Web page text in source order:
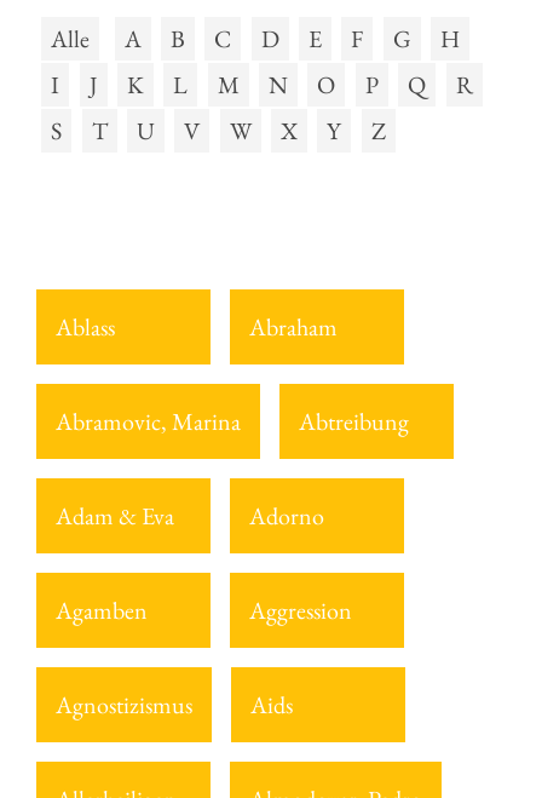
Alle A B C D E F G
H
I
J K L M N O P Q
R
S
T U V W X Y Z
Ablass Abraham
Abramovic, Marina Abtreibung
Adam & Eva Adorno
Agamben Aggression
Agnostizismus Aids